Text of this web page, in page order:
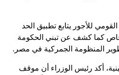
للأجور يتابع تطبيق الحد
كما كشف عن تبني الحكومة
أكد رئيس الوزراء أن موقف